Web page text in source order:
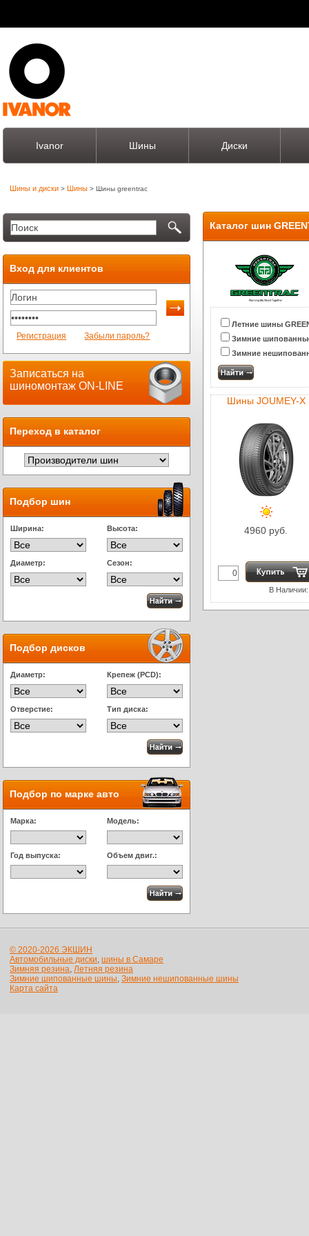
Ivanor Шины Диски
Шины и диски > Шины > Шины greentrac
Вход для клиентов
Регистрация Забыли пароль?
Записаться на
шиномонтаж ON-LINE
Переход в каталог
Подбор шин
Ширина: Высота:
Диаметр: Сезон:
Подбор дисков
Диаметр: Крепеж (PCD):
Отверстие: Тип диска:
Подбор по марке авто
Марка: Модель:
Год выпуска: Объем двиг.:
Каталог шин
Летние шины
Зимние
Зимние
Шины JOUMEY-X
4960 руб.
В
© 2020-2026 ЭКШИН
Автомобильные диски, шины в Самаре
Зимняя резина, Летняя резина
Зимние шипованные шины, Зимние нешипованные шины
Карта сайта